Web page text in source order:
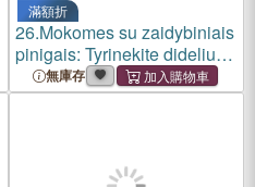
滿額折
26.Mokomes su zaidybiniais
pinigais: Tyrinekite didelius
skaičius su zaidybiniais
pinigais! 2 800 992 JAV
無庫存